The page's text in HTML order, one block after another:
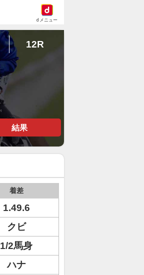
dメニュー
12R
結果
着差
1.49.6
クビ
1/2馬身
ハナ